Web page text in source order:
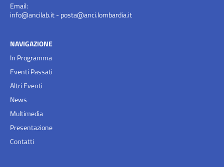
Email:
info@ancilab.it- posta@anci.lombardia.it
NAVIGAZIONE
In Programma
Eventi Passati
Altri Eventi
News
Multimedia
Presentazione
Contatti